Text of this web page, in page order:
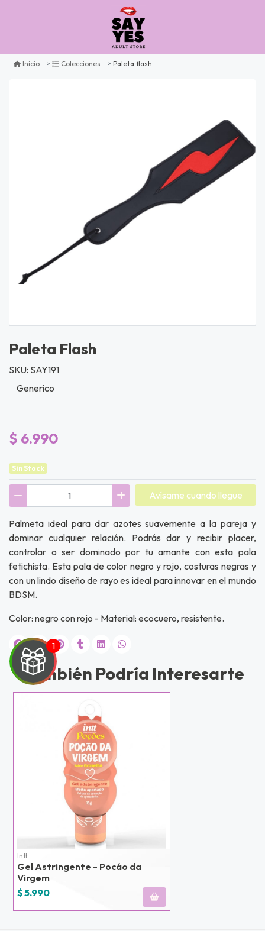
JUGAR
Inicio Colecciones Paleta flash
Paleta Flash
SKU: SAY191
Generico
$ 6.990
Sin Stock
Avísame cuando llegue
Palmeta ideal para dar azotes suavemente a la pareja y
dominar cualquier relación. Podrás dar y recibir placer,
controlar o ser dominado por tu amante con esta pala
fetichista. Esta pala de color negro y rojo, costuras negras y
con un lindo diseño de rayo es ideal para innovar en el mundo
BDSM.
Color: negro con rojo - Material: ecocuero, resistente.
También Podría Interesarte
Intt
Gel Astringente - Pocáo da
Virgem
$ 5.990